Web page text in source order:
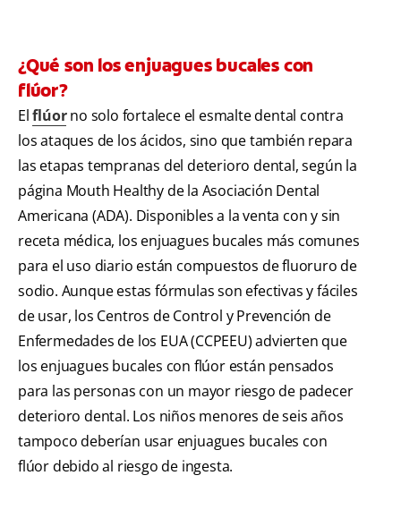
¿Qué son los enjuagues bucales con
flúor?
Elflúorno solo fortalece el esmalte dental contra
los ataques de los ácidos, sino que también repara
las etapas tempranas del deterioro dental, según la
página Mouth Healthy de la Asociación Dental
Americana (ADA). Disponibles a la venta con y sin
receta médica, los enjuagues bucales más comunes
para el uso diario están compuestos de fluoruro de
sodio. Aunque estas fórmulas son efectivas y fáciles
de usar, los Centros de Control y Prevención de
Enfermedades de los EUA (CCPEEU) advierten que
los enjuagues bucales con flúor están pensados
para las personas con un mayor riesgo de padecer
deterioro dental. Los niños menores de seis años
tampoco deberían usar enjuagues bucales con
flúor debido al riesgo de ingesta.